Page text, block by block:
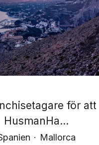
för att
HusmanHa...
· Mallorca